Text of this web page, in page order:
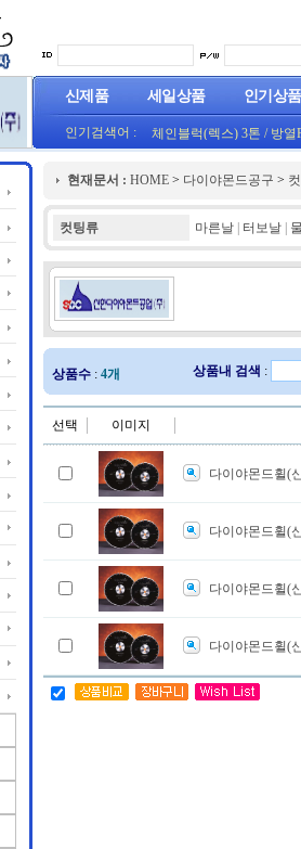
신제품 세일상품 인기상품
인기검색어 : 체인블럭(렉스) 3톤 / 방열
(오렌지) (1롤50M)
프로라인 줄자(코메론)자
현재문서 : HOME > 다이야몬드공구 >
컷팅류 마른날 터보날
상품수 : 4개 상품내 검색 :
선택 이미지
다이야몬드휠(
다이야몬드휠(
다이야몬드휠(
다이야몬드휠(